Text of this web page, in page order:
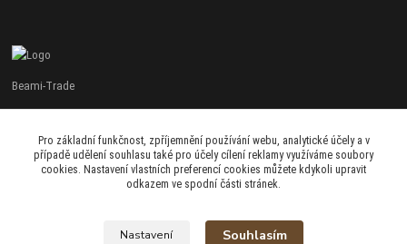
Beami-Trade
+420 775 427 778
Po - Pá 9:00 - 16:00
admin@beami-trade.cz
Pro základní funkčnost, zpříjemnění používání webu, analytické účely a v
případě udělení souhlasu také pro účely cílení reklamy využíváme soubory
cookies. Nastavení vlastních preferencí cookies můžete kdykoli upravit
odkazem ve spodní části stránek.
Nastavení Souhlasím